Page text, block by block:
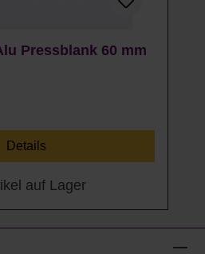
Pressblank 60 mm
Details
auf Lager